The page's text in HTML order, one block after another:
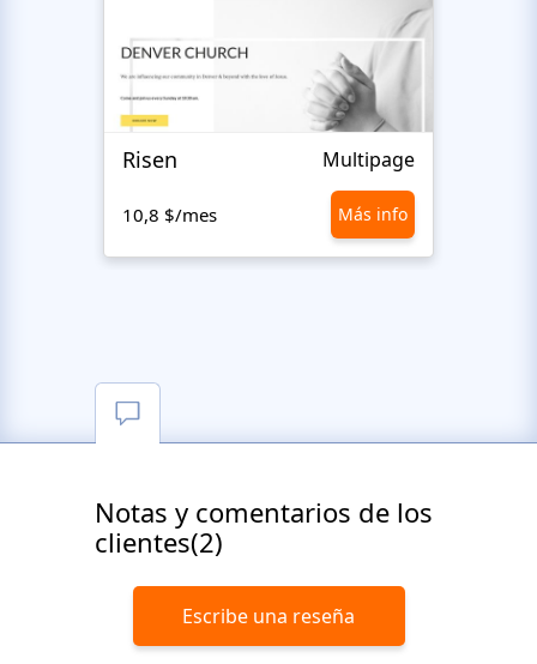
Risen Multipage
10,8 $/mes Más info
Notas y comentarios de los
clientes(2)
Escribe una reseña